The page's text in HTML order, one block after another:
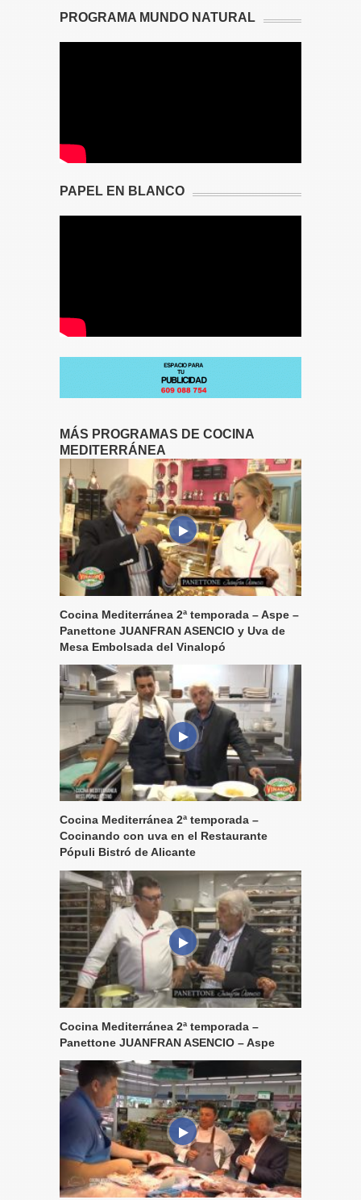
PROGRAMA MUNDO NATURAL
PAPEL EN BLANCO
MÁS PROGRAMAS DE COCINA
MEDITERRÁNEA
Cocina Mediterránea 2ª temporada – Aspe –
Panettone JUANFRAN ASENCIO y Uva de
Mesa Embolsada del Vinalopó
Cocina Mediterránea 2ª temporada –
Cocinando con uva en el Restaurante
Pópuli Bistró de Alicante
Cocina Mediterránea 2ª temporada –
Panettone JUANFRAN ASENCIO – Aspe